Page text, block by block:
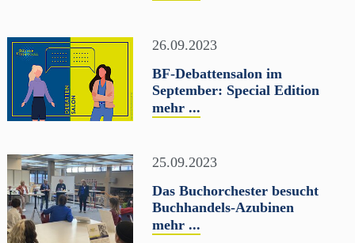
26.09.2023
BF-Debattensalon im
September: Special Edition
mehr ...
25.09.2023
Das Buchorchester besucht
Buchhandels-Azubinen
mehr ...